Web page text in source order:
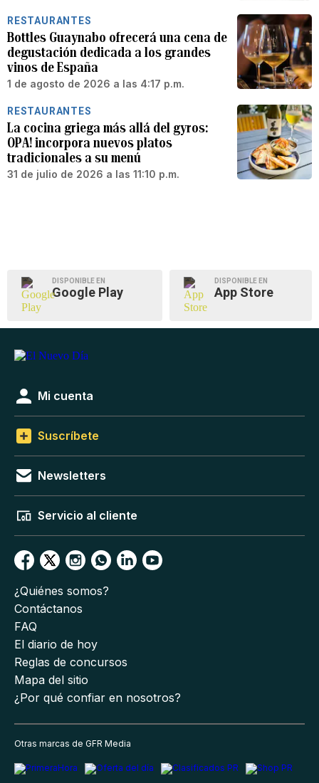
RESTAURANTES
Bottles Guaynabo ofrecerá una cena de
degustación dedicada a los grandes
vinos de España
1 de agosto de 2026 a las 4:17 p.m.
RESTAURANTES
La cocina griega más allá del gyros:
OPA! incorpora nuevos platos
tradicionales a su menú
31 de julio de 2026 a las 11:10 p.m.
DISPONIBLE EN
Google Play
DISPONIBLE EN
App Store
Mi cuenta
Suscríbete
Newsletters
Servicio al cliente
¿Quiénes somos?
Contáctanos
FAQ
El diario de hoy
Reglas de concursos
Mapa del sitio
¿Por qué confiar en nosotros?
Otras marcas de GFR Media